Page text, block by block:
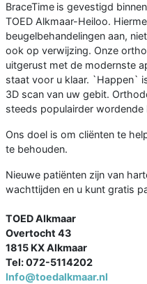
BraceTime is gevestigd
TOED Alkmaar-Heiloo.
beugelbehandelingen aan,
ook op verwijzing. Onze
uitgerust met de modernste
staat voor u klaar. `Happen`
3D scan van uw gebit.
steeds populairder
Ons doel is om cliënten te
te behouden.
Nieuwe patiënten zijn van
wachttijden en u kunt gratis
TOED Alkmaar
Overtocht 43
1815 KX Alkmaar
Tel: 072-5114202
Info@toedalkmaar.nl